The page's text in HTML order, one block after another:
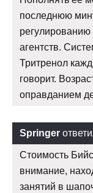
последнюю
регулированию
агентств.
Тритренол
говорит.
оправданием
Springer
Стоимость
внимание,
занятий в